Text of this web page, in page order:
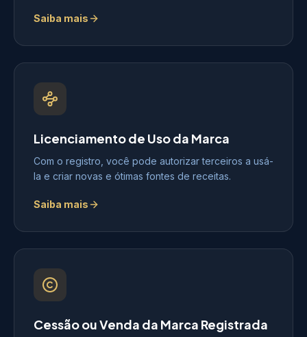
Saiba mais
Licenciamento de Uso da Marca
Com o registro, você pode autorizar terceiros a usá-
la e criar novas e ótimas fontes de receitas.
Saiba mais
Cessão ou Venda da Marca Registrada